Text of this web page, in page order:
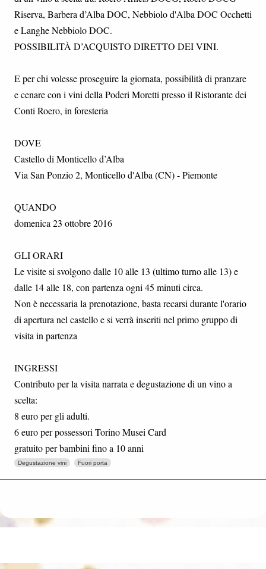
Riserva, Barbera d’Alba DOC, Nebbiolo d'Alba DOC Occhetti
e Langhe Nebbiolo DOC.
POSSIBILITÀ D’ACQUISTO DIRETTO DEI VINI.
E per chi volesse proseguire la giornata, possibilità di pranzare
e cenare con i vini della Poderi Moretti presso il Ristorante dei
Conti Roero, in foresteria
DOVE
Castello di Monticello d’Alba
Via San Ponzio 2, Monticello d'Alba (CN) - Piemonte
QUANDO
domenica 23 ottobre 2016
GLI ORARI
Le visite si svolgono dalle 10 alle 13 (ultimo turno alle 13) e
dalle 14 alle 18, con partenza ogni 45 minuti circa.
Non è necessaria la prenotazione, basta recarsi durante l'orario
di apertura nel castello e si verrà inseriti nel primo gruppo di
visita in partenza
INGRESSI
Contributo per la visita narrata e degustazione di un vino a
scelta:
8 euro per gli adulti.
6 euro per possessori Torino Musei Card
gratuito per bambini fino a 10 anni
Degustazione vini Fuori porta